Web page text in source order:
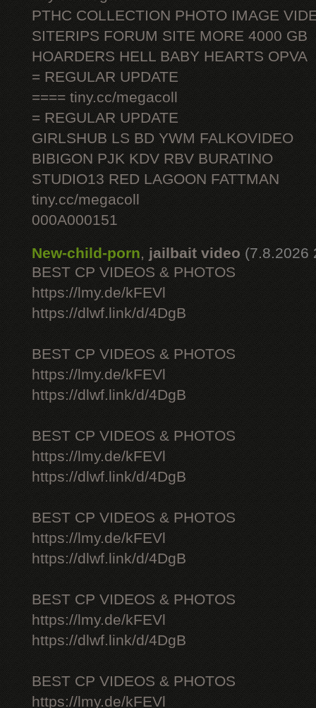
PTHC COLLECTION PHOTO IMAGE
SITERIPS FORUM SITE MORE 4000 GB
HOARDERS HELL BABY HEARTS OPVA
= REGULAR UPDATE
==== tiny.cc/megacoll
= REGULAR UPDATE
GIRLSHUB LS BD YWM FALKOVIDEO
BIBIGON PJK KDV RBV BURATINO
STUDIO13 RED LAGOON FATTMAN
tiny.cc/megacoll
000A000151
New-child-porn, jailbait video (7.8.2026
BEST CP VIDEOS & PHOTOS
https://lmy.de/kFEVl
https://dlwf.link/d/4DgB
BEST CP VIDEOS & PHOTOS
https://lmy.de/kFEVl
https://dlwf.link/d/4DgB
BEST CP VIDEOS & PHOTOS
https://lmy.de/kFEVl
https://dlwf.link/d/4DgB
BEST CP VIDEOS & PHOTOS
https://lmy.de/kFEVl
https://dlwf.link/d/4DgB
BEST CP VIDEOS & PHOTOS
https://lmy.de/kFEVl
https://dlwf.link/d/4DgB
BEST CP VIDEOS & PHOTOS
https://lmy.de/kFEVl